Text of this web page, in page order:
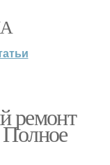
ремонт